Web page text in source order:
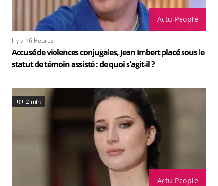
Actu People
Il y a 16 Heures
Accusé de violences conjugales, Jean Imbert placé sous le
statut de témoin assisté : de quoi s'agit-il ?
Actu People
2 min